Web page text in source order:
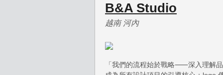
B&A Studio
越南 河內
「我們的流程始於戰略⸺深入理解